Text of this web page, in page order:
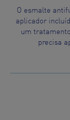
O esmalte
aplicador
um
precisa